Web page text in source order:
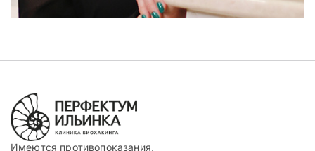
Имеются противопоказания,